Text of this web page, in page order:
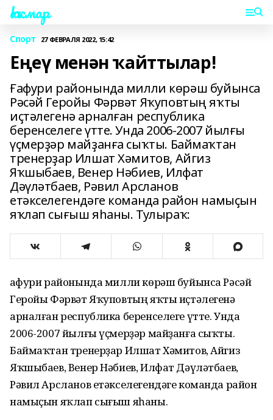
Һаҡмар
Спорт 27 ФЕВРАЛЯ 2022, 15:42
Еңеү менән ҡайттылар!
Ғафури районында милли көрәш буйынса
Рәсәй Геройы Фәрвәт Яҡуповтың яҡты
иҫтәлегенә арналған республика
беренселеге үтте. Унда 2006-2007 йылғы
үҫмерҙәр майҙанға сыҡты. Баймаҡтан
тренерҙар Илшат Хәмитов, Айгиз
Яҡшыбаев, Венер Нәбиев, Илфат
Дәүләтбаев, Рәвил Арсланов
етәкселегендәге команда район намыҫын
яҡлап сығыш яһаны. Тулыраҡ:
Ғафури районында милли көрәш буйынса Рәсәй
Геройы Фәрвәт Яҡуповтың яҡты иҫтәлегенә
арналған республика беренселеге үтте. Унда
2006-2007 йылғы үҫмерҙәр майҙанға сыҡты.
Баймаҡтан тренерҙар Илшат Хәмитов, Айгиз
Яҡшыбаев, Венер Нәбиев, Илфат Дәүләтбаев,
Рәвил Арсланов етәкселегендәге команда район
намыҫын яҡлап сығыш яһаны.